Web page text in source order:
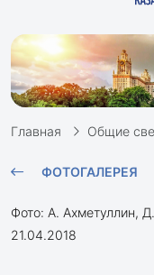
Главная Общие
ФОТОГАЛЕРЕЯ
Фото: А. Ахметуллин,
21.04.2018